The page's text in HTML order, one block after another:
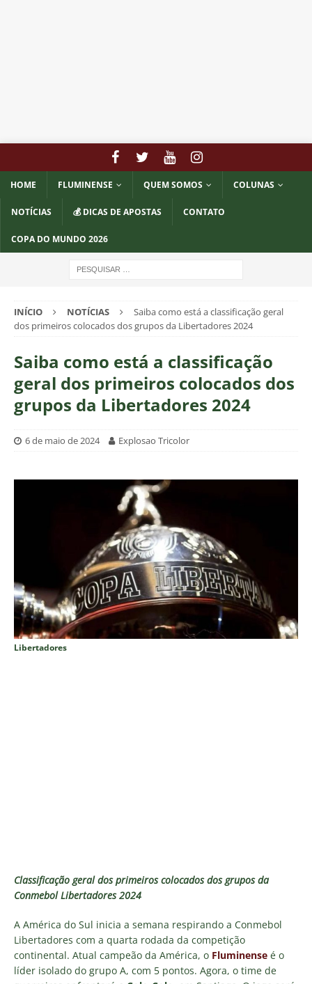
HOME FLUMINENSE QUEM SOMOS COLUNAS
NOTÍCIAS 💰 DICAS DE APOSTAS CONTATO
COPA DO MUNDO 2026
INÍCIO NOTÍCIAS
Saiba como está a classificação geral
dos primeiros colocados dos grupos da Libertadores 2024
Saiba como está a classificação
geral dos primeiros colocados dos
grupos da Libertadores 2024
6 de maio de 2024 Explosao Tricolor
Libertadores
Classificação geral dos primeiros colocados dos grupos da
Conmebol Libertadores 2024
A América do Sul inicia a semana respirando a Conmebol
Libertadores com a quarta rodada da competição
continental. Atual campeão da América, o Fluminense é o
líder isolado do grupo A, com 5 pontos. Agora, o time de